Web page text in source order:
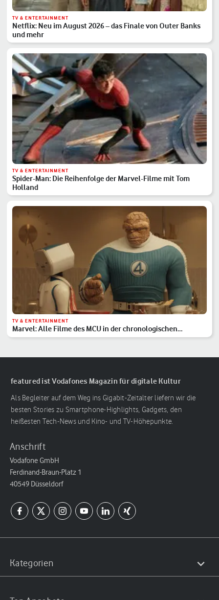
TV & ENTERTAINMENT
Netflix: Neu im August 2026 – das Finale von Outer Banks
und mehr
TV & ENTERTAINMENT
Spider-Man: Die Reihenfolge der Marvel-Filme mit Tom
Holland
TV & ENTERTAINMENT
Marvel: Alle Filme des MCU in der chronologischen
Reihenfolge
featured ist Vodafones Magazin für digitale Kultur
Als Begleiter auf dem Weg ins Gigabit-Zeitalter liefern wir die
besten Stories zu Smartphone-Highlights, Gadgets, den
heißesten Tech-News und Kino- und TV-Höhepunkte.
Anschrift
Vodafone GmbH
Ferdinand-Braun-Platz 1
40549 Düsseldorf
Kategorien